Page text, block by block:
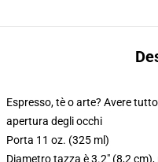
Espresso, tè o arte? Avere
apertura degli occhi
Porta 11 oz. (325 ml)
Diametro tazza è 3.2" (8,2